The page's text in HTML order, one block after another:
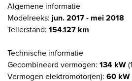
Algemene informatie
Modelreeks: jun. 2017 - mei 2018
Tellerstand: 154.127 km
Technische informatie
Gecombineerd vermogen: 134 kW
Vermogen elektromotor(en): 60 kW